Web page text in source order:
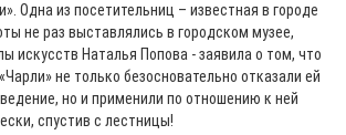
Одна из посетительниц – известная в городе
не раз выставлялись в городском музее,
искусств Наталья Попова - заявила о том, что
не только безосновательно отказали ей
но и применили по отношению к ней
спустив с лестницы!